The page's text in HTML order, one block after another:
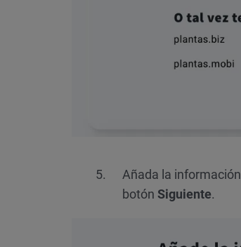
Añada la
botón Siguiente.